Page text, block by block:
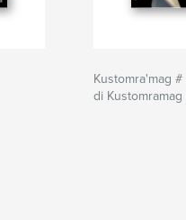
Kustomra'mag
di Kustomramag